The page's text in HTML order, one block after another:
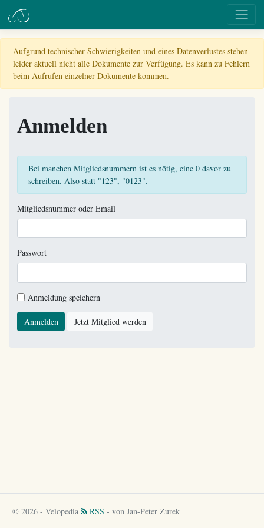
Aufgrund technischer Schwierigkeiten und eines Datenverlustes stehen
leider aktuell nicht alle Dokumente zur Verfügung. Es kann zu Fehlern
beim Aufrufen einzelner Dokumente kommen.
Anmelden
Bei manchen Mitgliedsnummern ist es nötig, eine 0 davor zu
schreiben. Also statt "123", "0123".
Mitgliedsnummer oder Email
Passwort
Anmeldung speichern
Anmelden Jetzt Mitglied werden
© 2026 - Velopedia RSS - von Jan-Peter Zurek